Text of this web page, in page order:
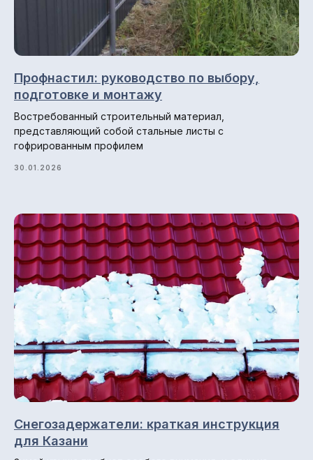
Профнастил: руководство по выбору,
подготовке и монтажу
Востребованный строительный материал,
представляющий собой стальные листы с
гофрированным профилем
30.01.2026
Снегозадержатели: краткая инструкция
для Казани
Политика конфиденциальности.